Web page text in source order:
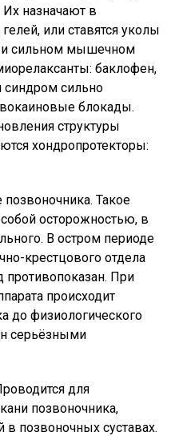
назначают в
или ставятся уколы
сильном мышечном
баклофен,
синдром сильно
блокады.
структуры
хондропротекторы:
Такое
осторожностью, в
В остром периоде
крестцового отдела
противопоказан. При
происходит
до физиологического
серьёзными
для
позвоночника,
в позвоночных суставах.